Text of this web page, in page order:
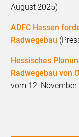
August 2025)
ADFC Hessen
Radwegebau
Hessisches
Radwegebau von
vom 12. November